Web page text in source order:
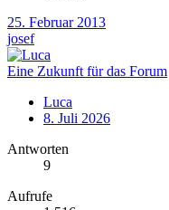
25. Februar 2013
josef
Eine Zukunft für das Forum
Luca
8. Juli 2026
Antworten
9
Aufrufe